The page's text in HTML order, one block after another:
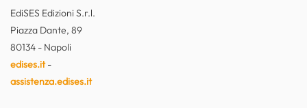
EdiSES Edizioni S.r.l.
Piazza Dante, 89
80134 - Napoli
edises.it-
assistenza.edises.it